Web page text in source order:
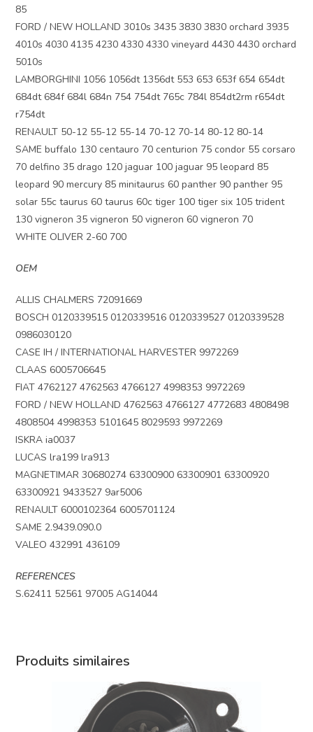
85
FORD / NEW HOLLAND 3010s 3435 3830 3830 orchard 3935
4010s 4030 4135 4230 4330 4330 vineyard 4430 4430 orchard
5010s
LAMBORGHINI 1056 1056dt 1356dt 553 653 653f 654 654dt
684dt 684f 684l 684n 754 754dt 765c 784l 854dt2rm r654dt
r754dt
RENAULT 50-12 55-12 55-14 70-12 70-14 80-12 80-14
SAME buffalo 130 centauro 70 centurion 75 condor 55 corsaro
70 delfino 35 drago 120 jaguar 100 jaguar 95 leopard 85
leopard 90 mercury 85 minitaurus 60 panther 90 panther 95
solar 55c taurus 60 taurus 60c tiger 100 tiger six 105 trident
130 vigneron 35 vigneron 50 vigneron 60 vigneron 70
WHITE OLIVER 2-60 700
OEM
ALLIS CHALMERS 72091669
BOSCH 0120339515 0120339516 0120339527 0120339528
0986030120
CASE IH / INTERNATIONAL HARVESTER 9972269
CLAAS 6005706645
FIAT 4762127 4762563 4766127 4998353 9972269
FORD / NEW HOLLAND 4762563 4766127 4772683 4808498
4808504 4998353 5101645 8029593 9972269
ISKRA ia0037
LUCAS lra199 lra913
MAGNETIMAR 30680274 63300900 63300901 63300920
63300921 9433527 9ar5006
RENAULT 6000102364 6005701124
SAME 2.9439.090.0
VALEO 432991 436109
REFERENCES
S.62411 52561 97005 AG14044
Produits similaires